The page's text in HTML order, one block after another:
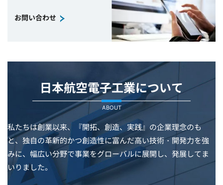
お問い合わせ
日本航空電子工業について
ABOUT
私たちは創業以来、『開拓、創造、実践』の企業理念のも
と、独自の革新的かつ創造性に富んだ高い技術・開発力を強
みに、幅広い分野で事業をグローバルに展開し、発展してま
いりました。